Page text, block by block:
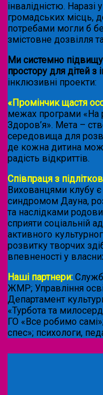
інвалідністю. Наразі
громадських місць,
потребами могли б
змістовне дозвілля
Ми системно
простору для дітей з
інклюзивні проекти:
«Промінчик щастя
межах програми «На
Здоров’я». Мета –
середовища для
де кожна дитина
радість відкриттів.
Співпраця з
Вихованцями клубу є
синдромом Дауна,
та наслідками
сприяти соціальній
активного
розвитку творчих
впевненості у
Наші партнери:
ЖМР; Управління
Департамент
«Турбота та
ГО «Все робимо
спес»; психологи,